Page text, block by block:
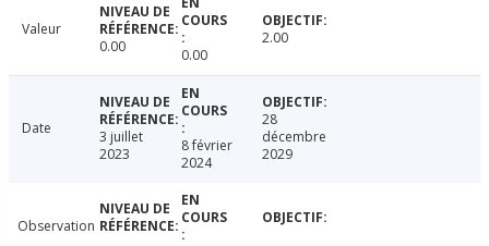
Valeur
0.00
0.00
2.00
Date
3 juillet
2023
8 février
2024
28
décembre
2029
Observation